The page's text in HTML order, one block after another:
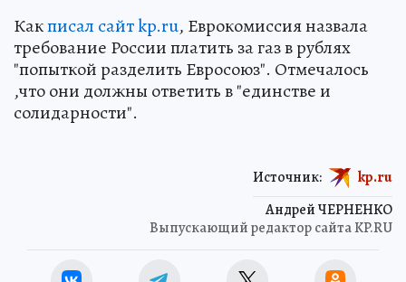
Какписал сайт kp.ru, Еврокомиссия назвала
требование России платить за газ в рублях
"попыткой разделить Евросоюз". Отмечалось
,что они должны ответить в "единстве и
солидарности".
Андрей ЧЕРНЕНКО
Выпускающий редактор сайта KP.RU
Источник: kp.ru